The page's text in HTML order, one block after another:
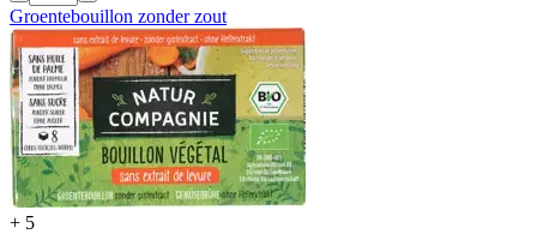
Groentebouillon zonder zout
+ 5